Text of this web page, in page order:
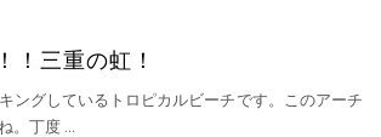
！三重の虹！
ングしているトロピカルビーチです。このアーチ
。丁度 …